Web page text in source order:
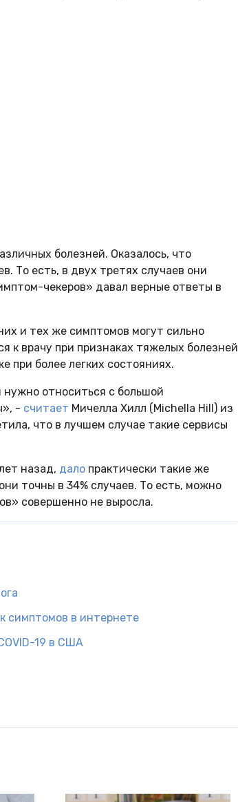
болезней. Оказалось, что
То есть, в двух третях случаев они
чекеров» давал верные ответы в
и тех же симптомов могут сильно
к врачу при признаках тяжелых болезней
при более легких состояниях.
относиться с большой
- считает Мичелла Хилл (Michella Hill) из
что в лучшем случае такие сервисы
назад, дало практически такие же
точны в 34% случаев. То есть, можно
совершенно не выросла.
симптомов в интернете
19 в США